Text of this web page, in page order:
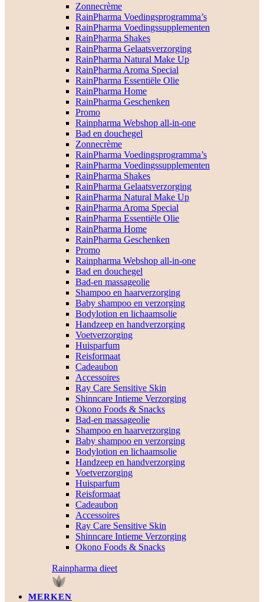
Zonnecrème
RainPharma Voedingsprogramma’s
RainPharma Voedingssupplementen
RainPharma Shakes
RainPharma Gelaatsverzorging
RainPharma Natural Make Up
RainPharma Aroma Special
RainPharma Essentiële Olie
RainPharma Home
RainPharma Geschenken
Promo
Rainpharma Webshop all-in-one
Bad en douchegel
Zonnecrème
RainPharma Voedingsprogramma’s
RainPharma Voedingssupplementen
RainPharma Shakes
RainPharma Gelaatsverzorging
RainPharma Natural Make Up
RainPharma Aroma Special
RainPharma Essentiële Olie
RainPharma Home
RainPharma Geschenken
Promo
Rainpharma Webshop all-in-one
Bad en douchegel
Bad-en massageolie
Shampoo en haarverzorging
Baby shampoo en verzorging
Bodylotion en lichaamsolie
Handzeep en handverzorging
Voetverzorging
Huisparfum
Reisformaat
Cadeaubon
Accessoires
Ray Care Sensitive Skin
Shinncare Intieme Verzorging
Okono Foods & Snacks
Bad-en massageolie
Shampoo en haarverzorging
Baby shampoo en verzorging
Bodylotion en lichaamsolie
Handzeep en handverzorging
Voetverzorging
Huisparfum
Reisformaat
Cadeaubon
Accessoires
Ray Care Sensitive Skin
Shinncare Intieme Verzorging
Okono Foods & Snacks
Rainpharma dieet
MERKEN